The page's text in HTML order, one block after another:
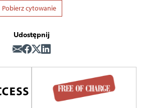
Pobierz cytowanie
Udostępnij